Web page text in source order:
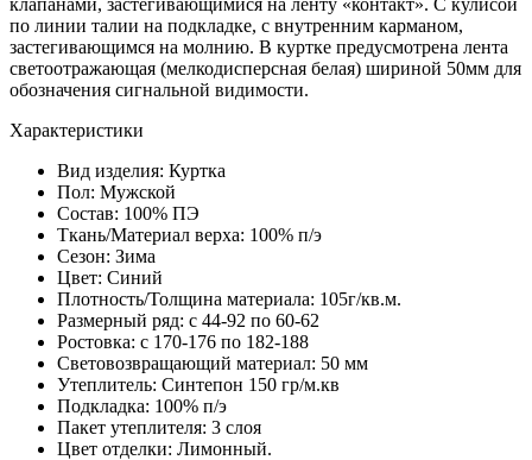
по линии талии на подкладке, с внутренним карманом,
застегивающимся на молнию. В куртке предусмотрена лента
светоотражающая (мелкодисперсная белая) шириной 50мм для
обозначения сигнальной видимости.
Характеристики
Вид изделия: Куртка
Пол: Мужской
Состав: 100% ПЭ
Ткань/Материал верха: 100% п/э
Сезон: Зима
Цвет: Синий
Плотность/Толщина материала: 105г/кв.м.
Размерный ряд: с 44-92 по 60-62
Ростовка: с 170-176 по 182-188
Световозвращающий материал: 50 мм
Утеплитель: Синтепон 150 гр/м.кв
Подкладка: 100% п/э
Пакет утеплителя: 3 слоя
Цвет отделки: Лимонный.